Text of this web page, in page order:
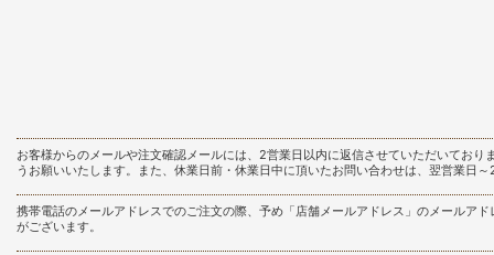
お客様からのメールや注文確認メールには、2営業日以内に返信させていただいてお
うお願いいたします。また、休業日前・休業日中に頂いたお問い合わせは、翌営業日
携帯電話のメールアドレスでのご注文の際、予め「店舗メールアドレス」のメールア
がございます。